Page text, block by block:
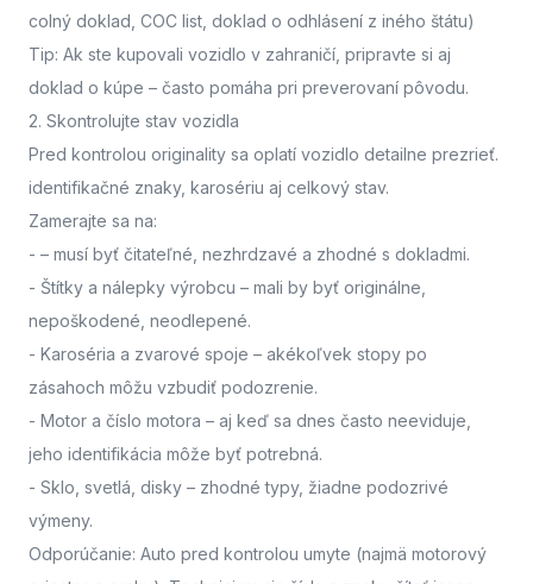
colný doklad, COC list, doklad o odhlásení z iného štátu)
Tip: Ak ste kupovali vozidlo v zahraničí, pripravte si aj
doklad o kúpe – často pomáha pri preverovaní pôvodu.
2. Skontrolujte stav vozidla
Pred kontrolou originality sa oplatí vozidlo detailne prezrieť.
identifikačné znaky, karosériu aj celkový stav.
Zamerajte sa na:
- – musí byť čitateľné, nezhrdzavé a zhodné s dokladmi.
- Štítky a nálepky výrobcu – mali by byť originálne,
nepoškodené, neodlepené.
- Karoséria a zvarové spoje – akékoľvek stopy po
zásahoch môžu vzbudiť podozrenie.
- Motor a číslo motora – aj keď sa dnes často neeviduje,
jeho identifikácia môže byť potrebná.
- Sklo, svetlá, disky – zhodné typy, žiadne podozrivé
výmeny.
Odporúčanie: Auto pred kontrolou umyte (najmä motorový